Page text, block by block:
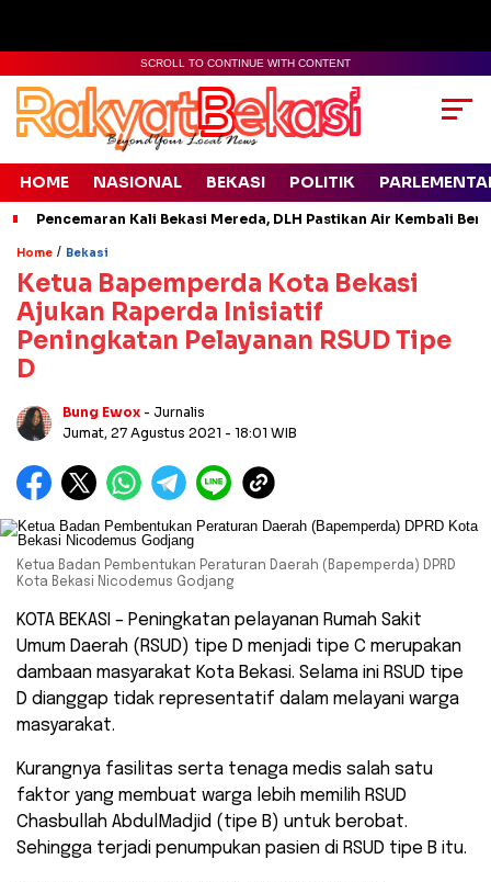
SCROLL TO CONTINUE WITH CONTENT
HOME NASIONAL BEKASI POLITIK
Pencemaran Kali Bekasi Mereda, DLH Pastikan Air Kembali
Home / Bekasi
Ketua Bapemperda Kota Bekasi
Ajukan Raperda Inisiatif
Peningkatan Pelayanan RSUD Tipe
D
Bung Ewox - Jurnalis
Jumat, 27 Agustus 2021 - 18:01 WIB
Ketua Badan Pembentukan Peraturan Daerah (Bapemperda) DPRD
Kota Bekasi Nicodemus Godjang
KOTA BEKASI – Peningkatan pelayanan Rumah Sakit
Umum Daerah (RSUD) tipe D menjadi tipe C merupakan
dambaan masyarakat Kota Bekasi. Selama ini RSUD tipe
D dianggap tidak representatif dalam melayani warga
masyarakat.
Kurangnya fasilitas serta tenaga medis salah satu
faktor yang membuat warga lebih memilih RSUD
Chasbullah AbdulMadjid (tipe B) untuk berobat.
Sehingga terjadi penumpukan pasien di RSUD tipe B itu.